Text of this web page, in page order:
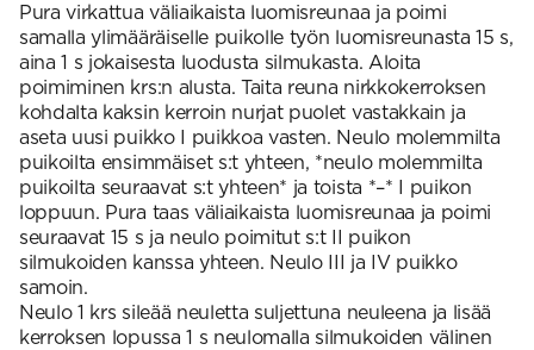
Pura virkattua väliaikaista luomisreunaa ja poimi
samalla ylimääräiselle puikolle työn luomisreunasta 15 s,
aina 1 s jokaisesta luodusta silmukasta. Aloita
poimiminen krs:n alusta. Taita reuna nirkkokerroksen
kohdalta kaksin kerroin nurjat puolet vastakkain ja
aseta uusi puikko I puikkoa vasten. Neulo molemmilta
puikoilta ensimmäiset s:t yhteen, *neulo molemmilta
puikoilta seuraavat s:t yhteen* ja toista *–* I puikon
loppuun. Pura taas väliaikaista luomisreunaa ja poimi
seuraavat 15 s ja neulo poimitut s:t II puikon
silmukoiden kanssa yhteen. Neulo III ja IV puikko
samoin.
Neulo 1 krs sileää neuletta suljettuna neuleena ja lisää
kerroksen lopussa 1 s neulomalla silmukoiden välinen